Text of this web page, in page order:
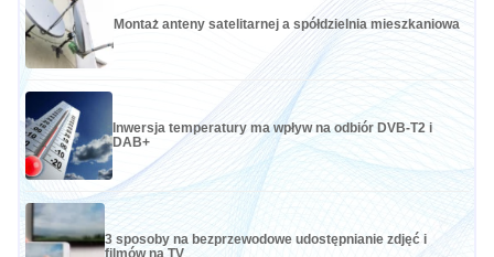
Montaż anteny satelitarnej a spółdzielnia mieszkaniowa
Inwersja temperatury ma wpływ na odbiór DVB-T2 i
DAB+
3 sposoby na bezprzewodowe udostępnianie zdjęć i
filmów na TV